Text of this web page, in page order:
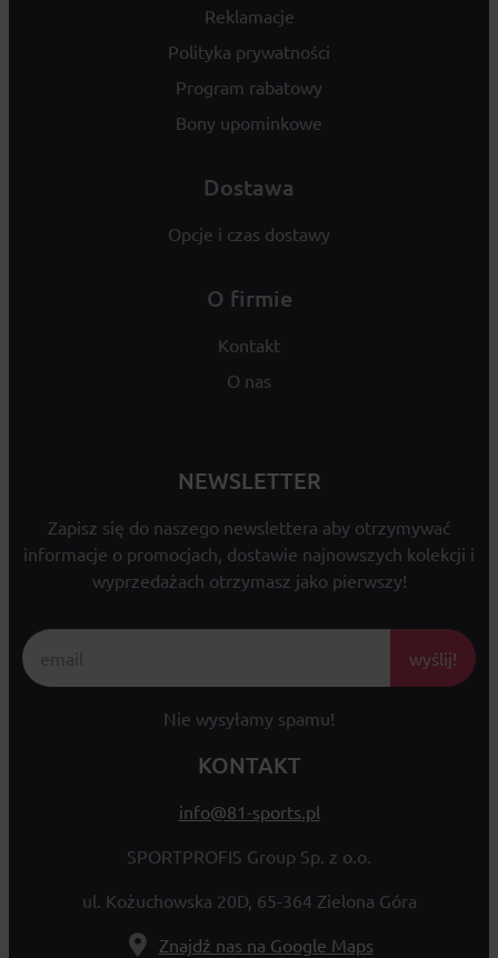
Reklamacje
Polityka prywatności
Program rabatowy
Bony upominkowe
Dostawa
Opcje i czas dostawy
O firmie
Kontakt
O nas
NEWSLETTER
Zapisz się do naszego newslettera aby otrzymywać
informacje o promocjach, dostawie najnowszych kolekcji i
wyprzedażach otrzymasz jako pierwszy!
wyślij!
Nie wysyłamy spamu!
KONTAKT
info@81-sports.pl
SPORTPROFIS Group Sp. z o.o.
ul. Kożuchowska 20D, 65-364 Zielona Góra
Znajdź nas na Google Maps